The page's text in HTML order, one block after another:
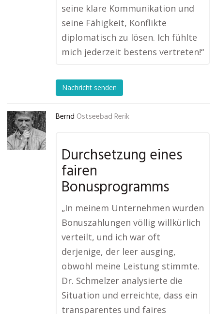
seine klare Kommunikation und
seine Fähigkeit, Konflikte
diplomatisch zu lösen. Ich fühlte
mich jederzeit bestens vertreten!“
Nachricht senden
Bernd Ostseebad Rerik
Durchsetzung eines
fairen
Bonusprogramms
„In meinem Unternehmen wurden
Bonuszahlungen völlig willkürlich
verteilt, und ich war oft
derjenige, der leer ausging,
obwohl meine Leistung stimmte.
Dr. Schmelzer analysierte die
Situation und erreichte, dass ein
transparentes und faires